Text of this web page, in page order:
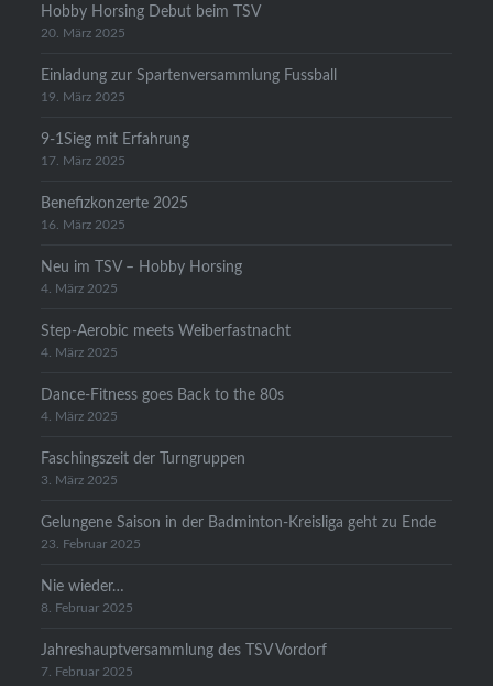
Hobby Horsing Debut beim TSV
20. März 2025
Einladung zur Spartenversammlung Fussball
19. März 2025
9-1Sieg mit Erfahrung
17. März 2025
Benefizkonzerte 2025
16. März 2025
Neu im TSV – Hobby Horsing
4. März 2025
Step-Aerobic meets Weiberfastnacht
4. März 2025
Dance-Fitness goes Back to the 80s
4. März 2025
Faschingszeit der Turngruppen
3. März 2025
Gelungene Saison in der Badminton-Kreisliga geht zu Ende
23. Februar 2025
Nie wieder…
8. Februar 2025
Jahreshauptversammlung des TSV Vordorf
7. Februar 2025